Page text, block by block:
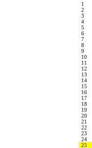
1
2
3
4
5
6
7
8
9
10
11
12
13
14
15
16
17
18
19
20
21
22
23
24
25